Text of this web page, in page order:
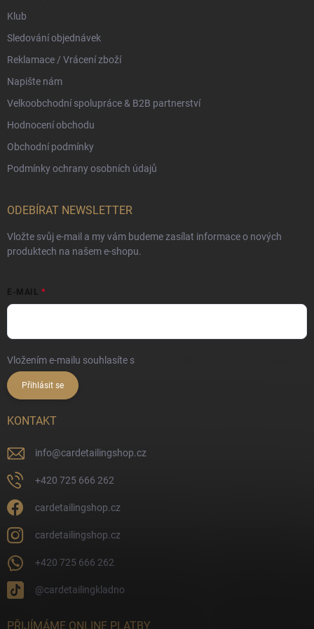
Klub
Sledování objednávek
Reklamace / Vrácení zboží
Napište nám
Velkoobchodní spolupráce & B2B partnerství
Hodnocení obchodu
Obchodní podmínky
Podmínky ochrany osobních údajů
ODEBÍRAT NEWSLETTER
Vložte svůj e-mail a my vám budeme zasílat informace o nových
produktech na našem e-shopu.
E-MAIL
Vložením e-mailu souhlasíte s
Přihlásit se
KONTAKT
info@cardetailingshop.cz
+420 725 666 262
cardetailingshop.cz
cardetailingshop.cz
+420 725 666 262
@cardetailingkladno
PŘIJÍMÁME ONLINE PLATBY